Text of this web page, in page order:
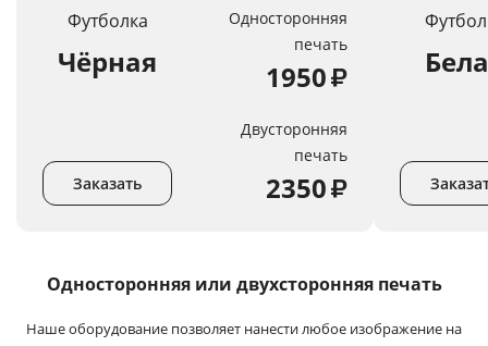
Футболка
Чёрная
Заказать
Односторонняя
печать
1950₽
Двусторонняя
печать
2350₽
Односторонняя или двухсторонняя печать
Наше оборудование позволяет нанести любое изображение на